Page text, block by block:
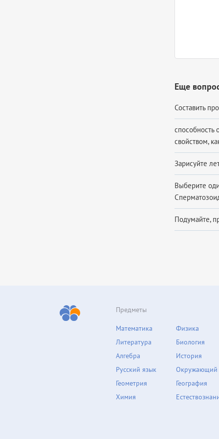
Еще
Составить
способность
свойством,
Зарисуйте
Выберите
Подумайте,
Предметы
Математика
Литература
Алгебра
Русский язык
Геометрия
Химия
Физика
Биология
История
Окружающий
География